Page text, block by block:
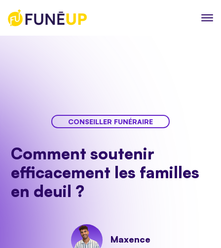
CONSEILLER FUNÉRAIRE
Comment soutenir
efficacement les familles
en deuil ?
Maxence